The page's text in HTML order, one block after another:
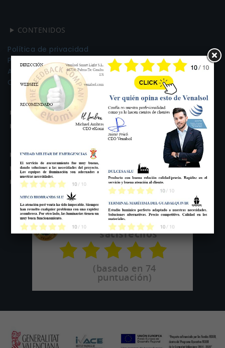
CONTENIDOS
Política de privacidad
Política de cookies
Aviso legal
Certificado Ekomi
ILUMINACIÓN LED INDUSTRIAL
ILUMINACIÓN LED CULTIVO
ILUMINACIÓN LED ALIMENTACIÓN Y DISEÑO
ILUMINACIÓN LED VIAL
TERCIARIO
100% Clientes
satisfechos
(basado en 74
puntuación)